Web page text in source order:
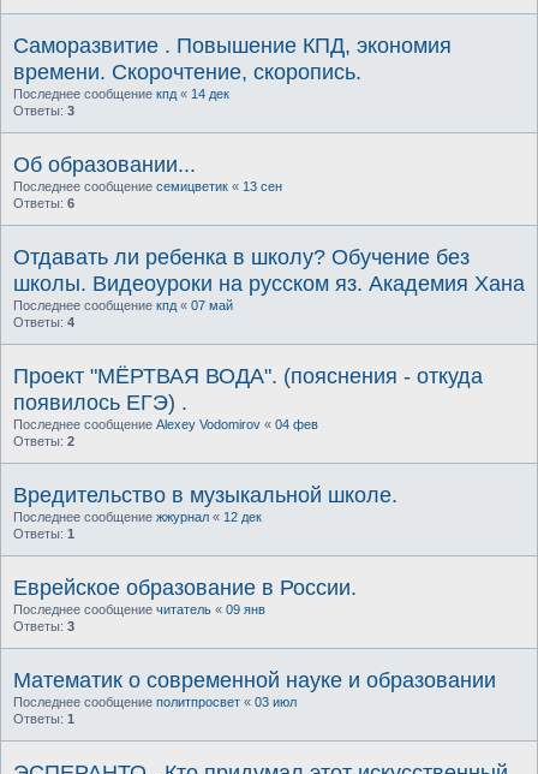
Саморазвитие . Повышение КПД, экономия
времени. Скорочтение, скоропись.
Последнее сообщение кпд « 14 дек
Ответы: 3
Об образовании...
Последнее сообщение семицветик « 13 сен
Ответы: 6
Отдавать ли ребенка в школу? Обучение без
школы. Видеоуроки на русском яз. Академия Хана
Последнее сообщение кпд « 07 май
Ответы: 4
Проект "МЁРТВАЯ ВОДА". (пояснения - откуда
появилось ЕГЭ) .
Последнее сообщение Alexey Vodomirov « 04 фев
Ответы: 2
Вредительство в музыкальной школе.
Последнее сообщение жжурнал « 12 дек
Ответы: 1
Еврейское образование в России.
Последнее сообщение читатель « 09 янв
Ответы: 3
Математик о современной науке и образовании
Последнее сообщение политпросвет « 03 июл
Ответы: 1